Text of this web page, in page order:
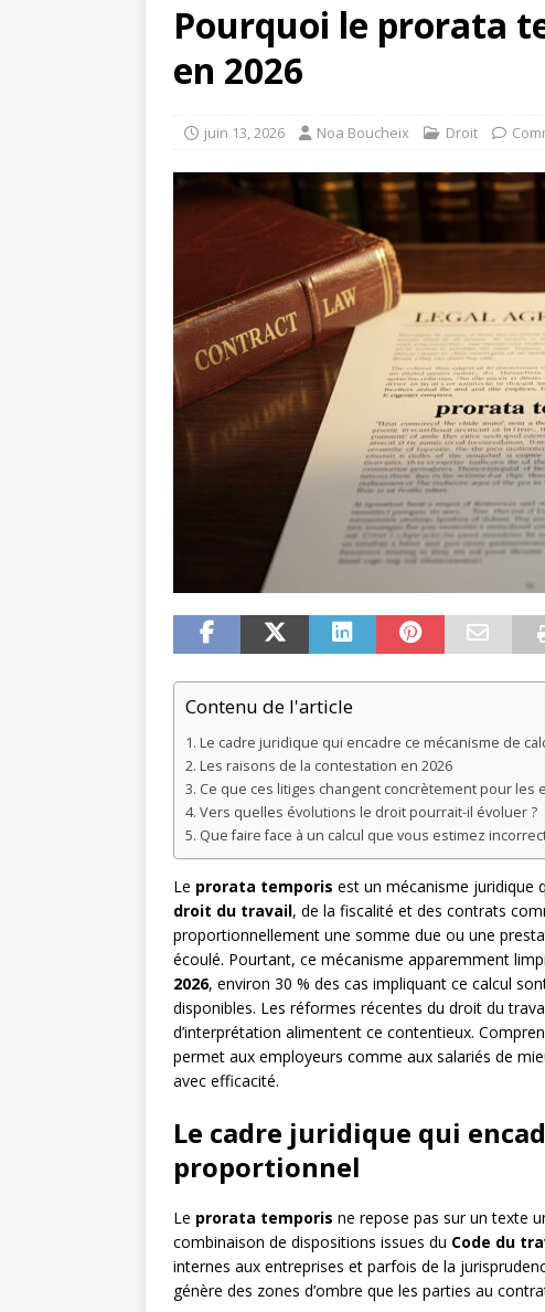
Pourquoi le prorata
en 2026
juin 13, 2026 Noa Boucheix Droit
Contenu de l'article
Le cadre juridique qui encadre ce mécanisme de
Les raisons de la contestation en 2026
Ce que ces litiges changent concrètement pour les
Vers quelles évolutions le droit pourrait-il évoluer ?
Que faire face à un calcul que vous estimez
Le prorata temporis est un mécanisme juridique
droit du travail, de la fiscalité et des contrats
proportionnellement une somme due ou une
écoulé. Pourtant, ce mécanisme apparemment
2026, environ 30 % des cas impliquant ce calcul
disponibles. Les réformes récentes du droit du
d’interprétation alimentent ce contentieux.
permet aux employeurs comme aux salariés de
avec efficacité.
Le cadre juridique qui
proportionnel
Le prorata temporis ne repose pas sur un texte
combinaison de dispositions issues du Code du
internes aux entreprises et parfois de la
génère des zones d’ombre que les parties au